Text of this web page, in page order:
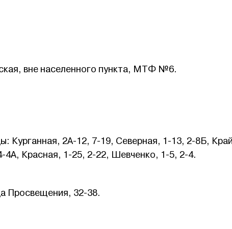
вне населенного пункта, МТФ №6.
Курганная, 2А-12, 7-19, Северная, 1-13, 2-8Б,
4А, Красная, 1-25, 2-22, Шевченко, 1-5, 2-4.
Просвещения, 32-38.